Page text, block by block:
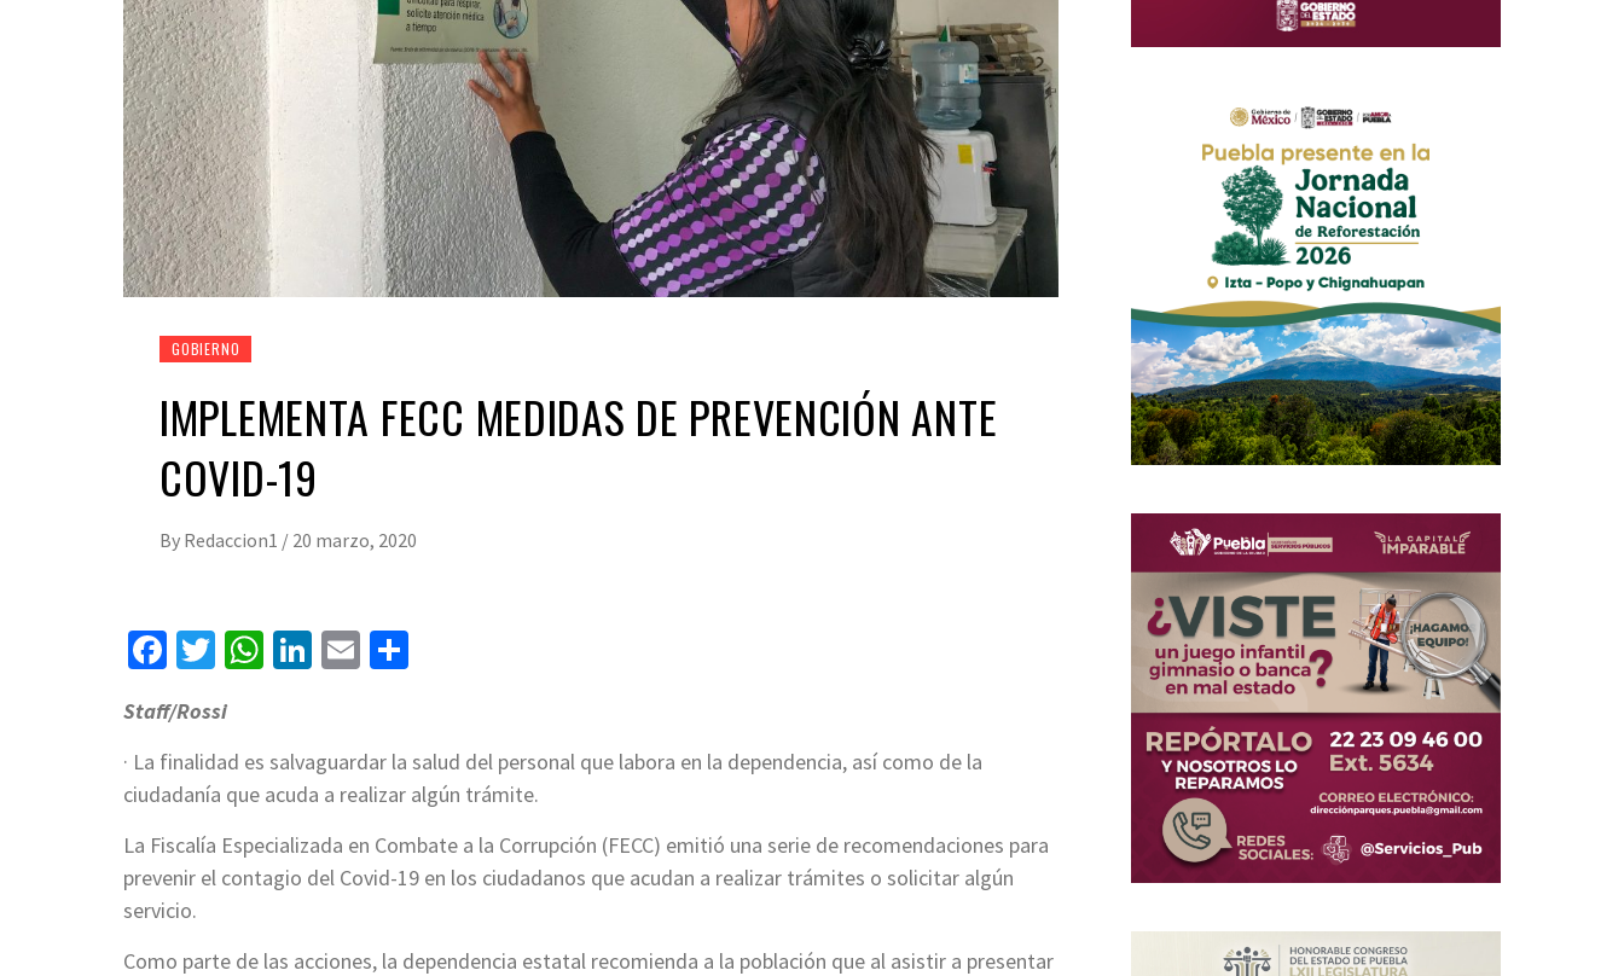
GOBIERNO
IMPLEMENTA FECC MEDIDAS DE PREVENCIÓN ANTE
COVID-19
By Redaccion1 / 20 marzo, 2020
Facebook
Twitter
WhatsApp
LinkedIn
Email
Staff/Rossi
· La finalidad es salvaguardar la salud del personal que labora en la dependencia, así como de la
ciudadanía que acuda a realizar algún trámite.
La Fiscalía Especializada en Combate a la Corrupción (FECC) emitió una serie de recomendaciones para
prevenir el contagio del Covid-19 en los ciudadanos que acudan a realizar trámites o solicitar algún
servicio.
Como parte de las acciones, la dependencia estatal recomienda a la población que al asistir a presentar